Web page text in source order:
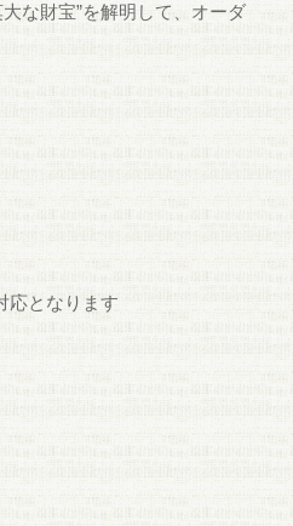
な財宝”を解明して、オーダ
応となります